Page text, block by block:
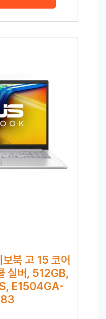
북 고 15 코어
실버, 512GB,
E1504GA-